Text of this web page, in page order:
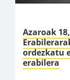
Azaroak
ordezkatu
erabilera